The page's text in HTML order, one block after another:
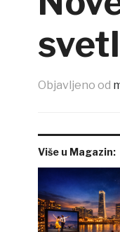
Objavljeno od
Više u Magazin: